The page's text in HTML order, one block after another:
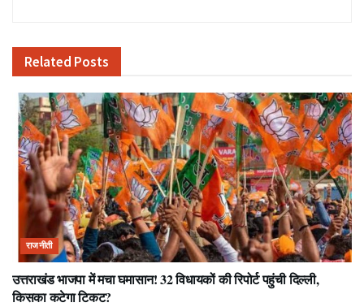
Related Posts
राजनीती
उत्तराखंड भाजपा में मचा घमासान! 32 विधायकों की रिपोर्ट पहुंची दिल्ली,
किसका कटेगा टिकट?